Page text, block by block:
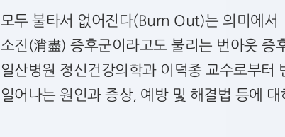
모두 불타서 없어진다(Burn Out)는 의미에서
소진(消盡) 증후군이라고도 불리는 번아웃
일산병원 정신건강의학과 이덕종 교수로부터
일어나는 원인과 증상, 예방 및 해결법 등에